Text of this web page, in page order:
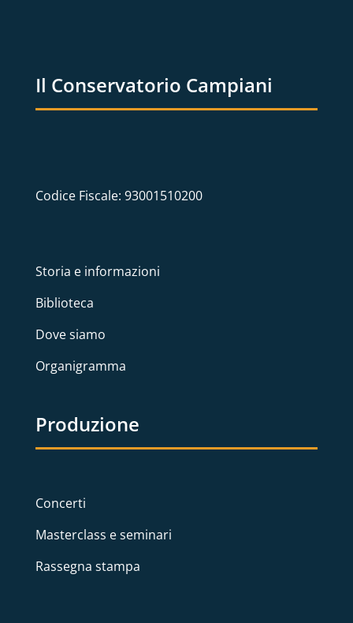
Il Conservatorio Campiani
Codice Fiscale: 93001510200
Storia e informazioni
Biblioteca
Dove siamo
Organigramma
Produzione
Concerti
Masterclass e seminari
Rassegna stampa